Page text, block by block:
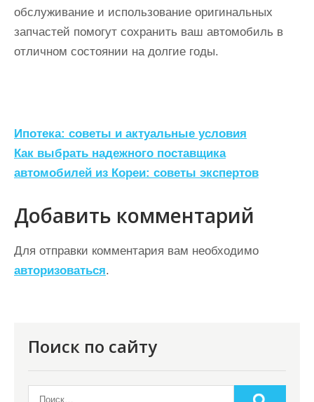
обслуживание и использование оригинальных
запчастей помогут сохранить ваш автомобиль в
отличном состоянии на долгие годы.
Н
а
в
и
г
а
ц
Ипотека: советы и актуальные условия
Как выбрать надежного поставщика
автомобилей из Кореи: советы экспертов
Добавить комментарий
Для отправки комментария вам необходимо
авторизоваться.
Поиск по сайту